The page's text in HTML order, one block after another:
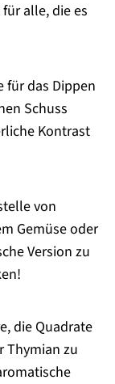
alle, die es
für das Dippen
Schuss
Kontrast
von
Gemüse oder
Version zu
die Quadrate
Thymian zu